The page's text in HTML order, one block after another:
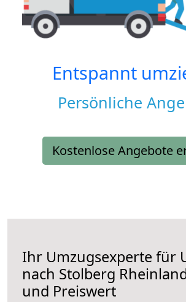
Entspannt
Persönliche
Kostenlose Angebote
Ihr Umzugsexperte für
nach Stolberg
und Preiswert